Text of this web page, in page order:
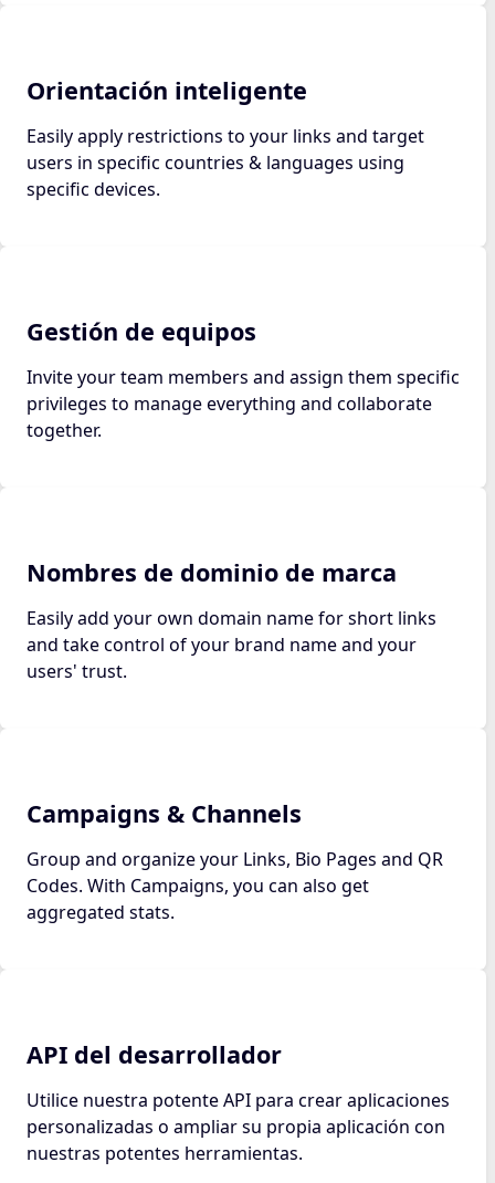
Orientación inteligente
Easily apply restrictions to your links and target
users in specific countries & languages using
specific devices.
Gestión de equipos
Invite your team members and assign them specific
privileges to manage everything and collaborate
together.
Nombres de dominio de marca
Easily add your own domain name for short links
and take control of your brand name and your
users' trust.
Campaigns & Channels
Group and organize your Links, Bio Pages and QR
Codes. With Campaigns, you can also get
aggregated stats.
API del desarrollador
Utilice nuestra potente API para crear aplicaciones
personalizadas o ampliar su propia aplicación con
nuestras potentes herramientas.